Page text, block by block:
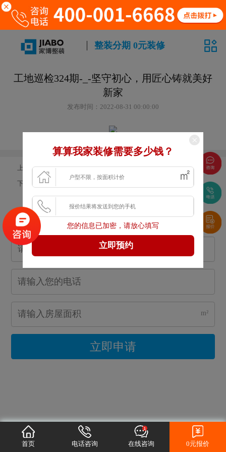
整装分期 0元装修
工地巡检324期-_-坚守初心，用匠心铸就美好
新家
发布时间：2022-08-31 00:00:00
上一篇：工地巡检323期 | 以卓越品质塑造家博形象
下一篇：工地巡检325期-_-用匠心呵护业主的期待
免费申请户型规划
专属设计师免费1对1全程服务
m²
立即申请
首页 电话咨询 在线咨询 0元报价
算算我家装修需要多少钱？
您的信息已加密，请放心填写